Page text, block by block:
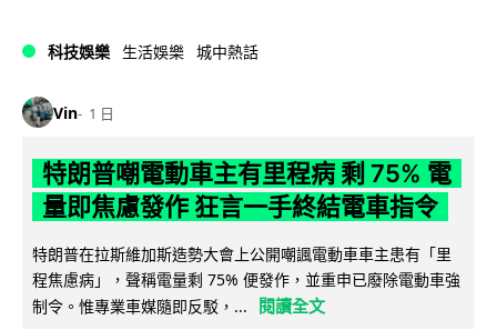
科技娛樂 生活娛樂 城中熱話
Vin 1 日
特朗普嘲電動車主有里程病 剩 75% 電
量即焦慮發作 狂言一手終結電車指令
特朗普在拉斯維加斯造勢大會上公開嘲諷電動車車主患有「里
程焦慮病」，聲稱電量剩 75% 便發作，並重申已廢除電動車強
制令。惟專業車媒隨即反駁，...
閱讀全文